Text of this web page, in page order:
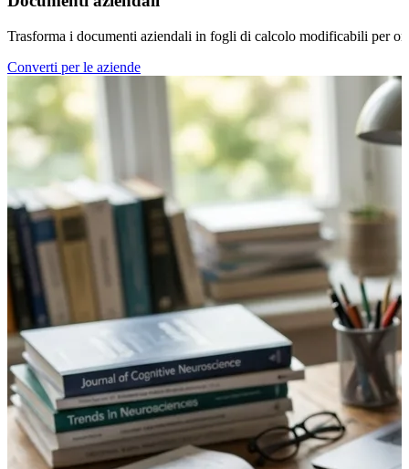
Trasforma i documenti aziendali in fogli di calcolo modificabili per
Converti per le aziende